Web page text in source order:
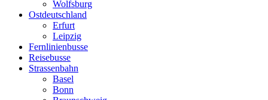
Wolfsburg
Ostdeutschland
Erfurt
Leipzig
Fernlinienbusse
Reisebusse
Strassenbahn
Basel
Bonn